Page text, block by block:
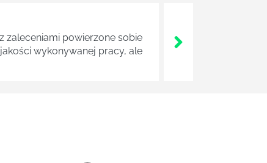
zaleceniami powierzone sobie
wykonywanej pracy, ale